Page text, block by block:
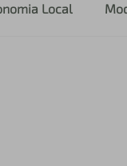
Local